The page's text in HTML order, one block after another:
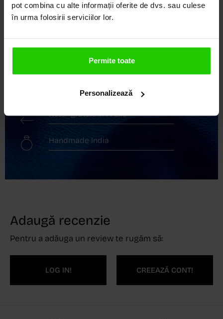
pot combina cu alte informații oferite de dvs. sau culese
în urma folosirii serviciilor lor.
Permite toate
Personalizează
Descoperă avantajele de a cumpăra!
Transport gratuit
Retur gratuit în 14 zile
Handmade India
Adaugă recenzie
Pentru a adăuga un review te rugăm să:
LOG IN! CREEAZĂ CONT!